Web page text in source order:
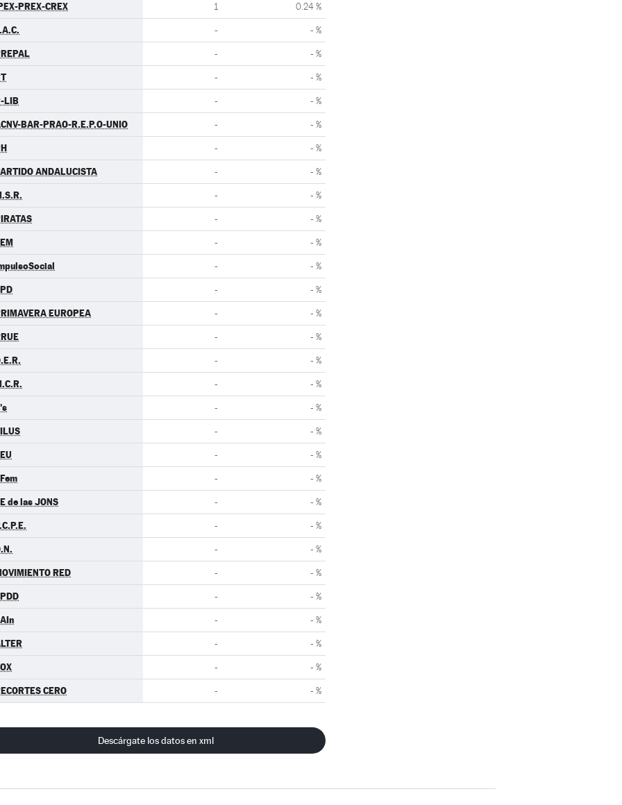
PREX-CREX 1 0.24 %
- - %
- - %
- - %
LIB - - %
BAR-PRAO-R.E.P.O-UNIO - - %
- - %
ANDALUCISTA - - %
- - %
- - %
- - %
- - %
- - %
EUROPEA - - %
- - %
- - %
- - %
- - %
- - %
- - %
- - %
de las JONS - - %
- - %
- - %
RED - - %
- - %
- - %
- - %
- - %
CERO - - %
Descárgate los datos en xml